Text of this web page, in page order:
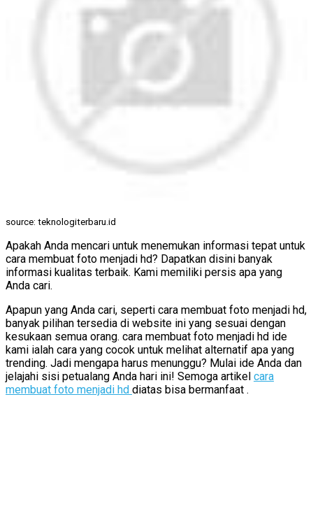
source: teknologiterbaru.id
Apakah Anda mencari untuk menemukan informasi tepat untuk
cara membuat foto menjadi hd? Dapatkan disini banyak
informasi kualitas terbaik. Kami memiliki persis apa yang
Anda cari.
Apapun yang Anda cari, seperti cara membuat foto menjadi hd,
banyak pilihan tersedia di website ini yang sesuai dengan
kesukaan semua orang. cara membuat foto menjadi hd ide
kami ialah cara yang cocok untuk melihat alternatif apa yang
trending. Jadi mengapa harus menunggu? Mulai ide Anda dan
jelajahi sisi petualang Anda hari ini! Semoga artikel cara
membuat foto menjadi hd diatas bisa bermanfaat .